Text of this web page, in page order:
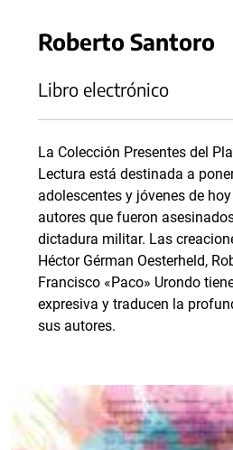
Roberto Santoro
Libro electrónico
La Colección Presentes del
Lectura está destinada a
adolescentes y jóvenes de
autores que fueron
dictadura militar. Las
Héctor Gérman Oesterheld,
Francisco «Paco» Urondo
expresiva y traducen la
sus autores.